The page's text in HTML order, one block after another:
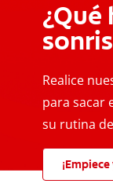
¿Qué
Realice
para sacar
su rutina